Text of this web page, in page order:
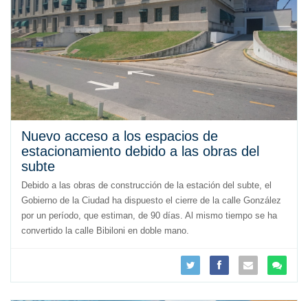
Nuevo acceso a los espacios de
estacionamiento debido a las obras del
subte
Debido a las obras de construcción de la estación del subte, el
Gobierno de la Ciudad ha dispuesto el cierre de la calle González
por un período, que estiman, de 90 días. Al mismo tiempo se ha
convertido la calle Bibiloni en doble mano.